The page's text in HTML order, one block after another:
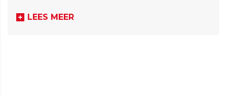
LEES MEER